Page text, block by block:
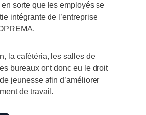
en sorte que les employés se
intégrante de l’entreprise
la cafétéria, les salles de
bureaux ont donc eu le droit
jeunesse afin d’améliorer
de travail.